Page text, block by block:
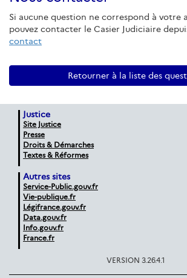
Si aucune question ne correspond à votre
pouvez contacter le Casier Judiciaire
contact
Retourner à la liste des
Justice
Site Justice
Presse
Droits & Démarches
Textes & Réformes
Autres sites
Service-Public.gouv.fr
Vie-publique.fr
Légifrance.gouv.fr
Data.gouv.fr
Info.gouv.fr
France.fr
VERSION 3.26.4.1